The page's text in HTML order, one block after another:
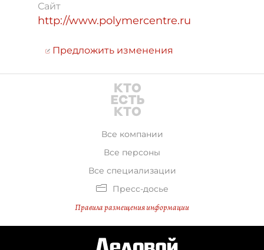
Сайт
http://www.polymercentre.ru
Предложить изменения
Все компании
Все персоны
Все специализации
Пресс-досье
Правила размещения информации